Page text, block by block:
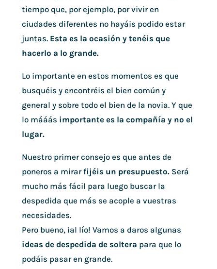
tiempo que, por ejemplo, por vivir en
ciudades diferentes no hayáis podido estar
juntas. Esta es la ocasión y tenéis que
hacerlo a lo grande.
Lo importante en estos momentos es que
busquéis y encontréis el bien común y
general y sobre todo el bien de la novia. Y que
lo mááás importante es la compañía y no el
lugar.
Nuestro primer consejo es que antes de
poneros a mirarfijéis un presupuesto.Será
mucho más fácil para luego buscar la
despedida que más se acople a vuestras
necesidades.
Pero bueno, ¡al lío! Vamos a daros algunas
ideas de despedida de soltera para que lo
podáis pasar en grande.